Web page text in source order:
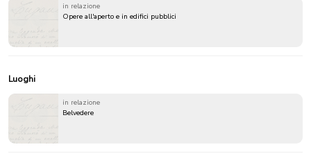
in relazione
Opere all'aperto e in edifici pubblici
Luoghi
in relazione
Belvedere